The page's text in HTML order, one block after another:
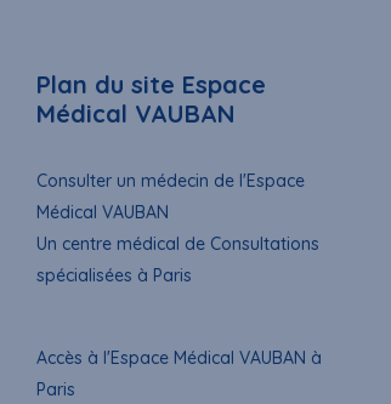
Plan du site Espace
Médical VAUBAN
Consulter un médecin de l'Espace
Médical VAUBAN
Un centre médical de Consultations
spécialisées à Paris
Accès à l'Espace Médical VAUBAN à
Paris